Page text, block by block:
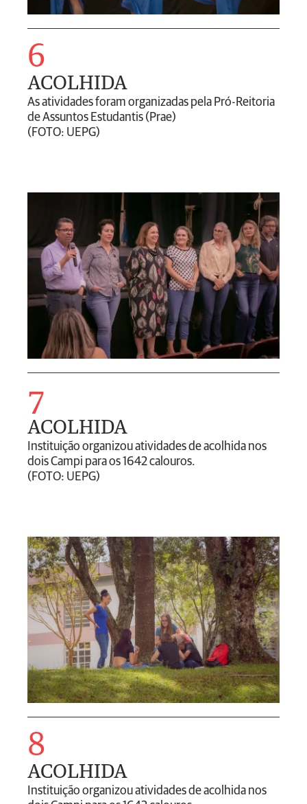
6
ACOLHIDA
As atividades foram organizadas pela Pró-Reitoria
de Assuntos Estudantis (Prae)
(FOTO: UEPG)
7
ACOLHIDA
Instituição organizou atividades de acolhida nos
dois Campi para os 1642 calouros.
(FOTO: UEPG)
8
ACOLHIDA
Instituição organizou atividades de acolhida nos